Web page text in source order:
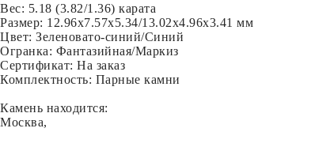
Вес: 5.18 (3.82/1.36) карата
Размер: 12.96х7.57х5.34/13.02х4.96х3.41 мм
Цвет: Зеленовато-синий/Синий
Огранка: Фантазийная/Маркиз
Сертификат: На заказ
Комплектность: Парные камни
Камень находится:
Москва,